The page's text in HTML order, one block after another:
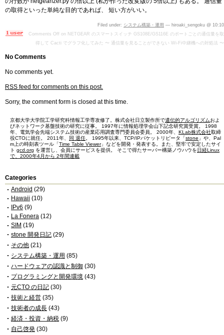
の取得といった単純な目的であれば、 短い方がいい。
Filed under: システム構築・運用 — hiroaki_sengoku @ 10:10
Comments Off on NETGEAR のスマートスイッチ GS108E/GS116E のポートごとの通信量を取
得して Cacti でグラフ化してみた 〜 通信量を見ることができない Wi-Fi中継機への対処法 〜
No Comments
No comments yet.
RSS feed for comments on this post.
Sorry, the comment form is closed at this time.
京都大学大学院工学研究科情報工学専攻修了。株式会社日立製作所で遺伝的アルゴリズムおよ
びネットワーク基盤技術の研究に従事。 1997年に情報処理学会山下記念研究賞受賞。 1998
年、電気学会先端システム技術の産業応用調査専門委員会委員。 2000年、 KLab株式会社取締
役CTOに就任。 2011年、
同 退任 。 1995年以来、TCP/IPパケットリピータ「stone 」や、Pal
m上の時刻表ツール「Time Table Viewer」などを開発・発表する。また、堅牢で安定したサイ
ト gcd.org を運営し、会員にサービスを提供。 そこで得たサーバー構築ノウハウを日経Linux
で、2000年4月から 2年間連載
Categories
Android (29)
Hawaii (10)
IPv6 (9)
La Fonera (12)
SIM (19)
stone 開発日記 (29)
その他 (21)
システム構築・運用 (85)
ハードウェアの認識と制御 (30)
プログラミングと開発環境 (43)
元CTO の日記 (30)
技術と経営 (35)
技術者の成長 (43)
経済・投資・納税 (9)
自己啓発 (30)